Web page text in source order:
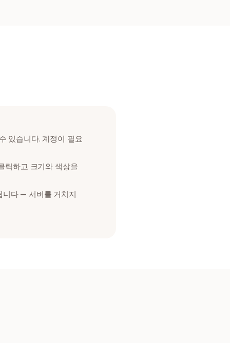
있습니다. 계정이 필요
릭하고 크기와 색상을
니다 — 서버를 거치지